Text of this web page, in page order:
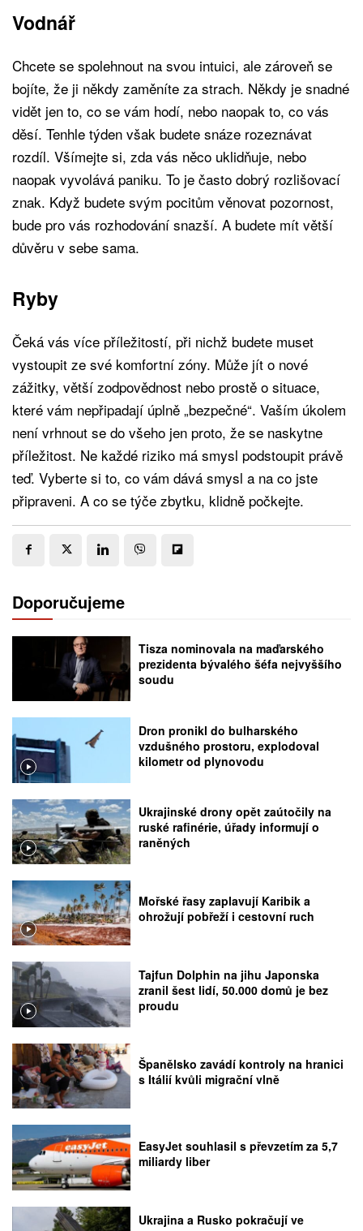
Vodnář
Chcete se spolehnout na svou intuici, ale zároveň se
bojíte, že ji někdy zaměníte za strach. Někdy je snadné
vidět jen to, co se vám hodí, nebo naopak to, co vás
děsí. Tenhle týden však budete snáze rozeznávat
rozdíl. Všímejte si, zda vás něco uklidňuje, nebo
naopak vyvolává paniku. To je často dobrý rozlišovací
znak. Když budete svým pocitům věnovat pozornost,
bude pro vás rozhodování snazší. A budete mít větší
důvěru v sebe sama.
Ryby
Čeká vás více příležitostí, při nichž budete muset
vystoupit ze své komfortní zóny. Může jít o nové
zážitky, větší zodpovědnost nebo prostě o situace,
které vám nepřipadají úplně „bezpečné“. Vaším úkolem
není vrhnout se do všeho jen proto, že se naskytne
příležitost. Ne každé riziko má smysl podstoupit právě
teď. Vyberte si to, co vám dává smysl a na co jste
připraveni. A co se týče zbytku, klidně počkejte.
Doporučujeme
Tisza nominovala na maďarského
prezidenta bývalého šéfa nejvyššího
soudu
Dron pronikl do bulharského
vzdušného prostoru, explodoval
kilometr od plynovodu
Ukrajinské drony opět zaútočily na
ruské rafinérie, úřady informují o
raněných
Mořské řasy zaplavují Karibik a
ohrožují pobřeží i cestovní ruch
Tajfun Dolphin na jihu Japonska
zranil šest lidí, 50.000 domů je bez
proudu
Španělsko zavádí kontroly na hranici
s Itálií kvůli migrační vlně
EasyJet souhlasil s převzetím za 5,7
miliardy liber
Ukrajina a Rusko pokračují ve